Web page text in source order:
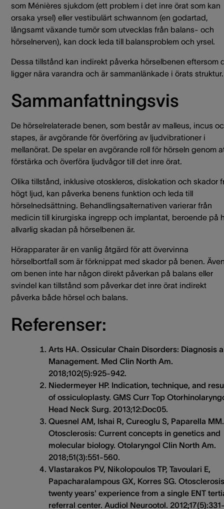
som Ménières sjukdom (ett problem i det inre örat som kan
orsaka yrsel) eller vestibulärt schwannom (en godartad,
långsamt växande tumör som utvecklas från balans- och
hörselnerven), kan dock leda till balansproblem och yrsel.
Dessa tillstånd kan indirekt påverka hörselbenen eftersom
ligger nära varandra och är sammanlänkade i örats struktur.
Sammanfattningsvis
De hörselrelaterade benen, som består av malleus, incus
stapes, är avgörande för överföring av ljudvibrationer i
mellanörat. De spelar en avgörande roll för hörseln genom
förstärka och överföra ljudvågor till det inre örat.
Olika tillstånd, inklusive otoskleros, dislokation och skador
högt ljud, kan påverka benens funktion och leda till
hörselnedsättning. Behandlingsalternativen varierar från
medicin till kirurgiska ingrepp och implantat, beroende på
allvarlig skadan på hörselbenen är.
Hörapparater är en vanlig åtgärd för att övervinna
hörselbortfall som är förknippat med skador på benen.
om benen inte har någon direkt påverkan på balans eller
svindel kan tillstånd som påverkar det inre örat indirekt
påverka både hörsel och balans.
Referenser:
Arts HA. Ossicular Chain Disorders: Diagnosis
Management. Med Clin North Am.
2018;102(5):925-942.
Niedermeyer HP. Indication, technique, and
of ossiculoplasty. GMS Curr Top
Head Neck Surg. 2013;12:Doc05.
Quesnel AM, Ishai R, Cureoglu S, Paparella MM.
Otosclerosis: Current concepts in genetics and
molecular biology. Otolaryngol Clin North Am.
2018;51(3):551-560.
Vlastarakos PV, Nikolopoulos TP, Tavoulari E,
Papacharalampous GX, Korres SG.
twenty years' experience from a single ENT
referral center. Audiol Neurootol.